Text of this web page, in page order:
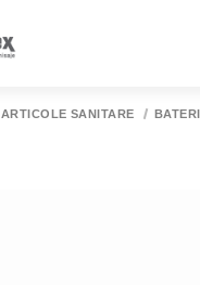
ARTICOLE SANITARE